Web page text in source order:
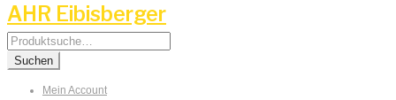
AHR Eibisberger
Search
for:
Suchen
Mein Account